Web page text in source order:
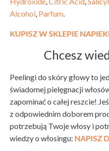
Alcohol, Parfum.
KUPISZ W SKLEPIE
Chcesz
Peelingi do skóry głowy to
świadomej pielęgnacji
zapominać o całej reszcie!
z odpowiednim doborem
potrzebują Twoje włosy i
wiedzy o włosingu: NAPISZ